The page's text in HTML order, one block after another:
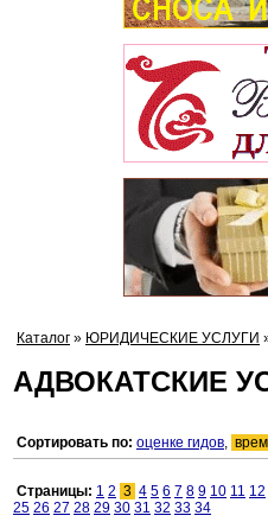
Каталог » ЮРИДИЧЕСКИЕ УСЛУГИ
АДВОКАТСКИЕ
Сортировать по: оценке гидов,
Страницы: 1 2 3 4 5 6 7 8 9 10 11 12
25 26 27 28 29 30 31 32 33 34